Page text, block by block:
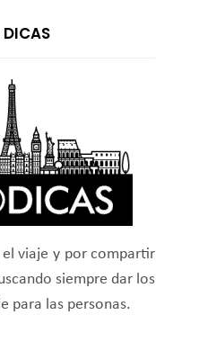
DICAS
viaje y por compartir
siempre dar los
para las personas.